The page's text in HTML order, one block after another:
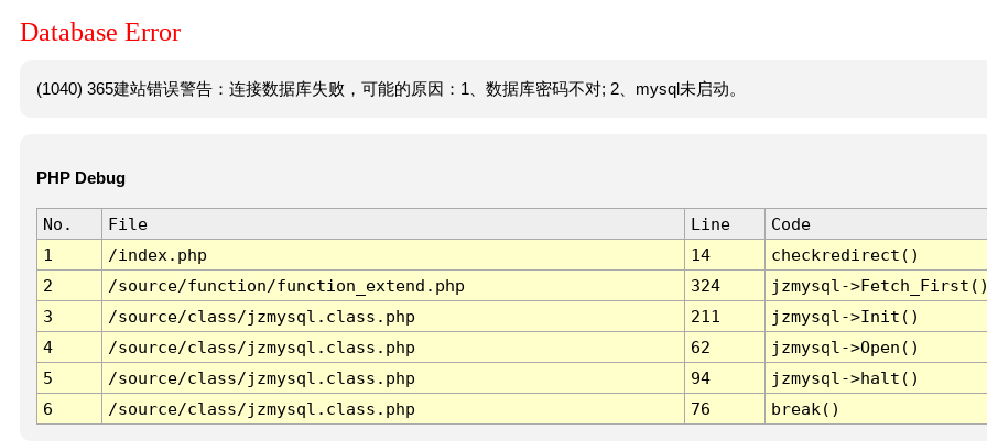
Database Error
(1040) 365建站错误警告：连接数据库失败，可能的原因：1、数据库密码不对; 2、mysql未启动。
PHP Debug
No. File Line
Code
1
/index.php 14
checkredirect()
2
/source/function/function_extend.php 324
jzmysql-
3
/source/class/jzmysql.class.php 211
jzmysql->Init()
4
/source/class/jzmysql.class.php 62
jzmysql->Open()
5
/source/class/jzmysql.class.php 94
jzmysql->halt()
6
/source/class/jzmysql.class.php 76 break()